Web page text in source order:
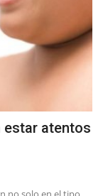
estar atentos